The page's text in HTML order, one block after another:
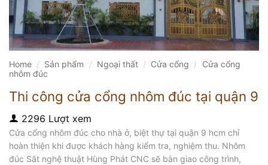
Home / Sản phẩm / Ngoại thất / Cửa cổng /
Cửa cổng
nhôm đúc
Thi công cửa cổng nhôm đúc tại quận 9
2296 Lượt xem
Cửa cổng nhôm đúc cho nhà ở, biệt thự tại quận 9 hcm chỉ
hoàn thiện khi được khách hàng kiểm tra, nghiệm thu. Nhôm
đúc Sắt nghệ thuật Hùng Phát CNC sẽ bàn giao công trình,